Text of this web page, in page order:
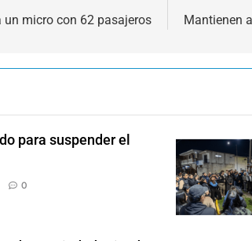
un micro con 62 pasajeros
Mantienen
para suspender el
0